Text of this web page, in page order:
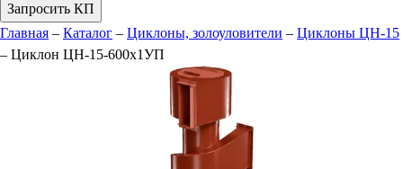
Запросить КП
Главная – Каталог – Циклоны, золоуловители – Циклоны ЦН-15
– Циклон ЦН-15-600х1УП